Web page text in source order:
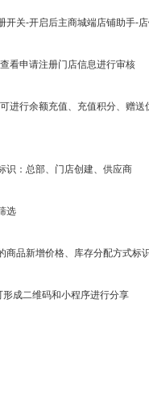
知识付
预约到
社区团
开关-开启后主商城端店铺助手-
看申请注册门店信息进行审核
进行余额充值、充值积分、赠
识：总部、门店创建、供应商
选
商品新增价格、库存分配方式标
成二维码和小程序进行分享